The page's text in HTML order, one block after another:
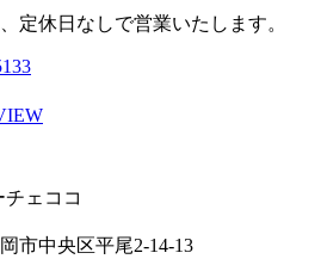
定休日なしで営業いたします。
ェココ
市中央区平尾2-14-13